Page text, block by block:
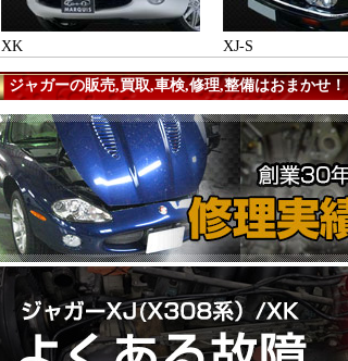
XK XJ-S
ジャガーの販売,買取,車検,修理,整備はおまかせ！